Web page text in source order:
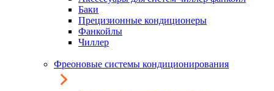
Баки
Прецизионные кондиционеры
Фанкойлы
Чиллер
Фреоновые системы кондиционирования